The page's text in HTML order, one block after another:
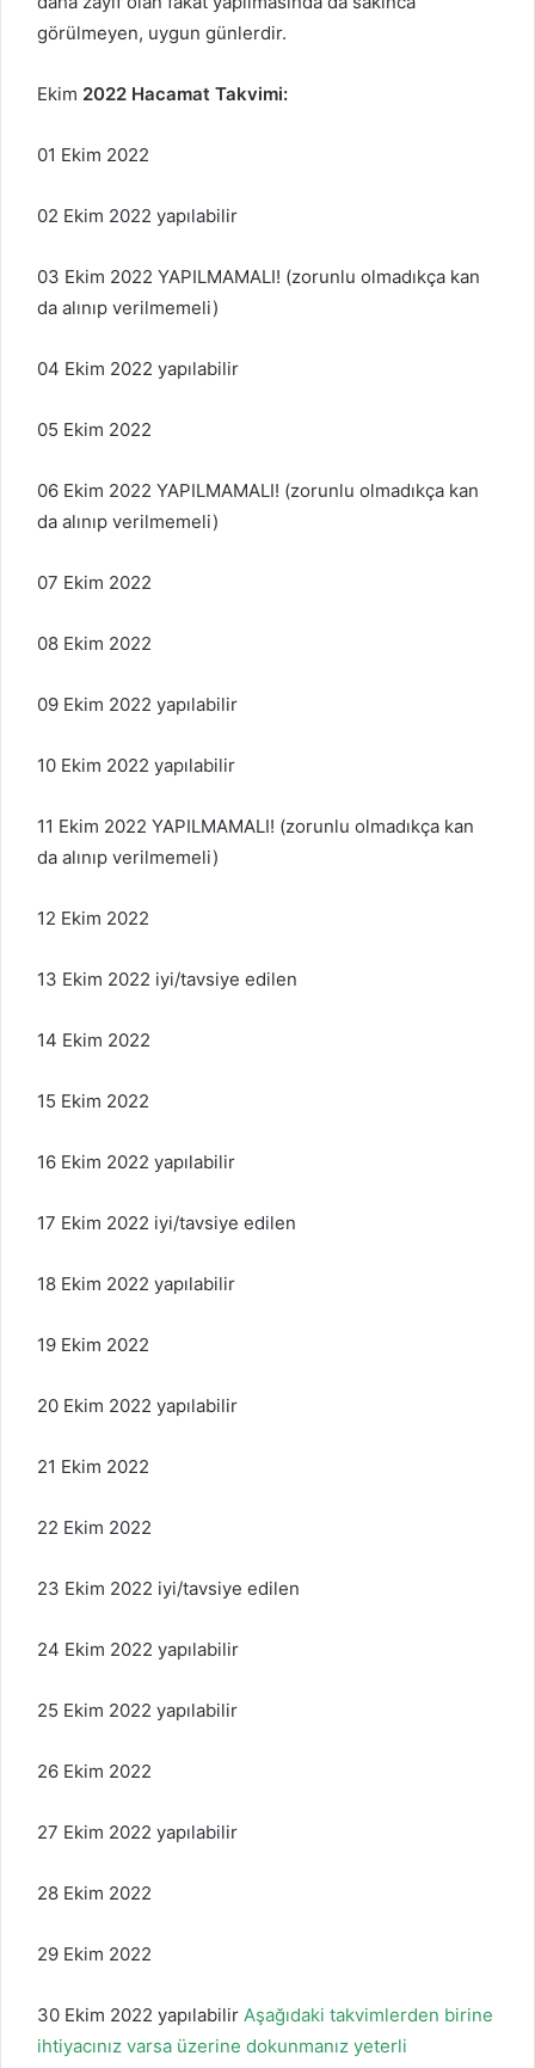
görülmeyen, uygun günlerdir.
Ekim 2022 Hacamat Takvimi:
01 Ekim 2022
02 Ekim 2022 yapılabilir
03 Ekim 2022 YAPILMAMALI! (zorunlu olmadıkça kan
da alınıp verilmemeli)
04 Ekim 2022 yapılabilir
05 Ekim 2022
06 Ekim 2022 YAPILMAMALI! (zorunlu olmadıkça kan
da alınıp verilmemeli)
07 Ekim 2022
08 Ekim 2022
09 Ekim 2022 yapılabilir
10 Ekim 2022 yapılabilir
11 Ekim 2022 YAPILMAMALI! (zorunlu olmadıkça kan
da alınıp verilmemeli)
12 Ekim 2022
13 Ekim 2022 iyi/tavsiye edilen
14 Ekim 2022
15 Ekim 2022
16 Ekim 2022 yapılabilir
17 Ekim 2022 iyi/tavsiye edilen
18 Ekim 2022 yapılabilir
19 Ekim 2022
20 Ekim 2022 yapılabilir
21 Ekim 2022
22 Ekim 2022
23 Ekim 2022 iyi/tavsiye edilen
24 Ekim 2022 yapılabilir
25 Ekim 2022 yapılabilir
26 Ekim 2022
27 Ekim 2022 yapılabilir
28 Ekim 2022
29 Ekim 2022
30 Ekim 2022 yapılabilir Aşağıdaki takvimlerden birine
ihtiyacınız varsa üzerine dokunmanız yeterli